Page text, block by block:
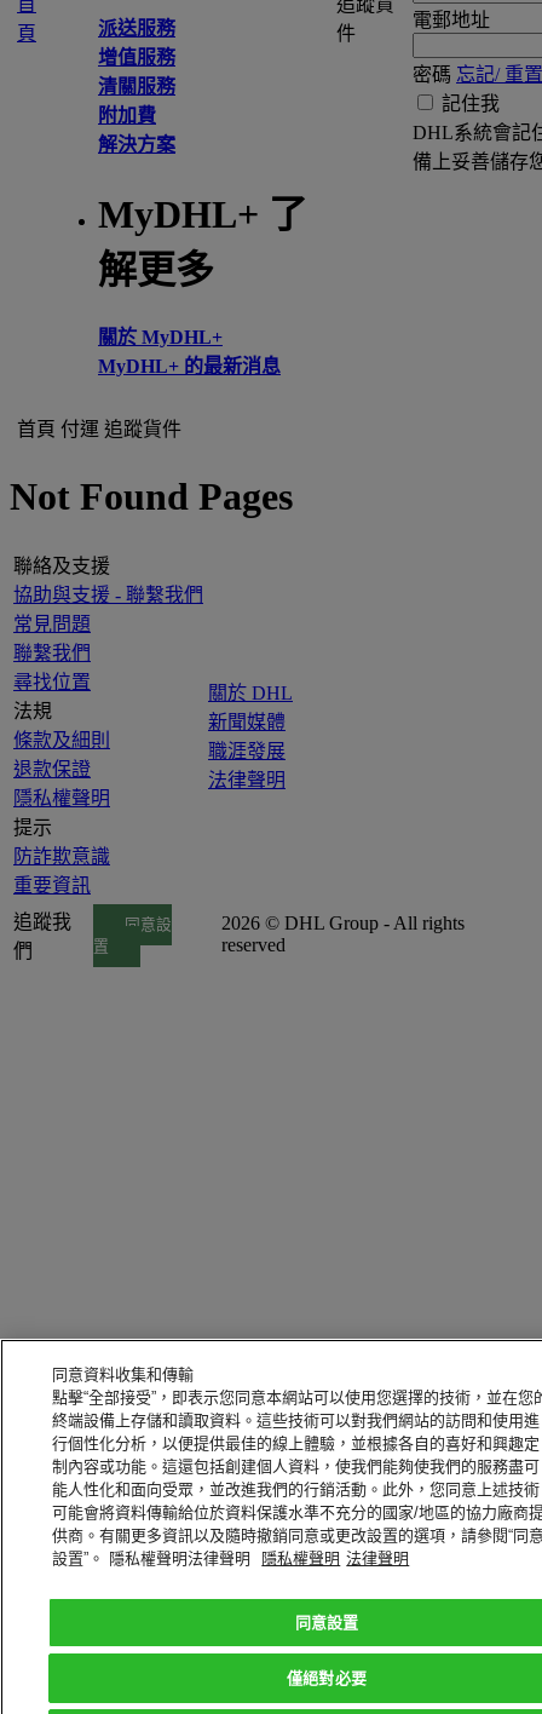
首
頁
派送服務
增值服務
清關服務
附加費
解決方案
MyDHL+ 了
解更多
關於 MyDHL+
MyDHL+ 的最新消息
追蹤貨
件
電郵地址
密碼 忘記/ 重
記住我
DHL系統會記
備上妥善儲存
首頁 付運 追蹤貨件
Not Found Pages
聯絡及支援
協助與支援 - 聯繫我們
常見問題
聯繫我們
尋找位置
法規
條款及細則
退款保證
隱私權聲明
提示
防詐欺意識
重要資訊
關於 DHL
新聞媒體
職涯發展
法律聲明
追蹤我
們
同意設
置
2026 © DHL Group - All rights
reserved
同意資料收集和傳輸
點擊“全部接受”，即表示您同意本網站可以使用您選擇的技術，並在您
終端設備上存儲和讀取資料。這些技術可以對我們網站的訪問和使用進
行個性化分析，以便提供最佳的線上體驗，並根據各自的喜好和興趣定
制內容或功能。這還包括創建個人資料，使我們能夠使我們的服務盡可
能人性化和面向受眾，並改進我們的行銷活動。此外，您同意上述技術
可能會將資料傳輸給位於資料保護水準不充分的國家/地區的協力廠商
供商。有關更多資訊以及隨時撤銷同意或更改設置的選項，請參閱“同
設置”。 隱私權聲明法律聲明
隱私權聲明 法律聲明
同意設置
僅絕對必要